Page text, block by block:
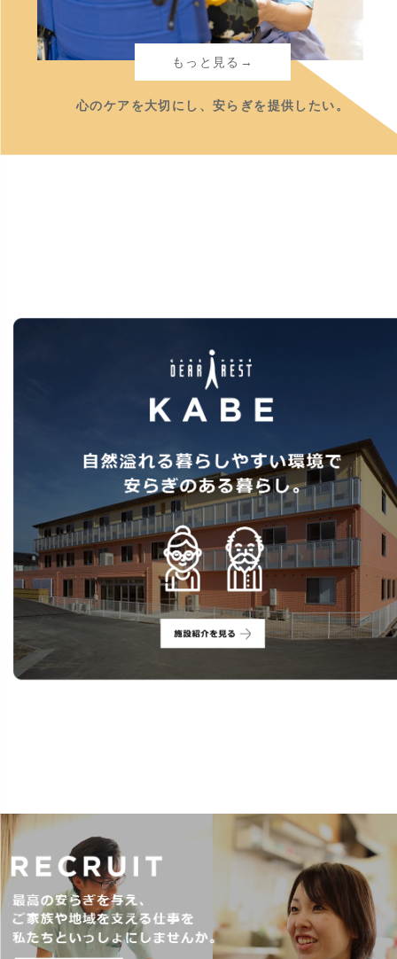
もっと見る→
心のケアを大切にし、安らぎを提供したい。